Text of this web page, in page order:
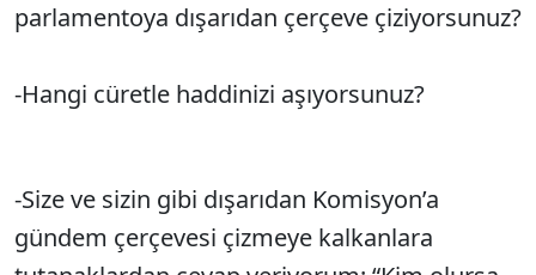
parlamentoya dışarıdan çerçeve çiziyorsunuz?
-Hangi cüretle haddinizi aşıyorsunuz?
-Size ve sizin gibi dışarıdan Komisyon’a
gündem çerçevesi çizmeye kalkanlara